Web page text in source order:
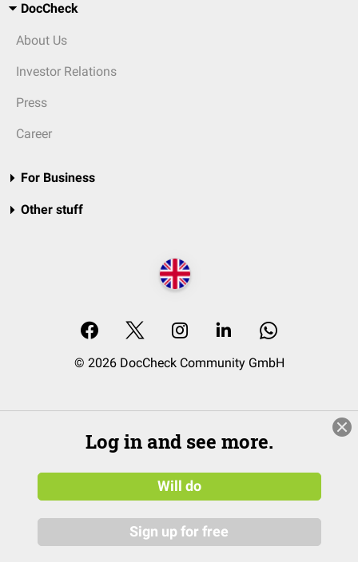
DocCheck
About Us
Investor Relations
Press
Career
For Business
Other stuff
© 2026 DocCheck Community GmbH
Log in and see more.
Will do
Sign up for free